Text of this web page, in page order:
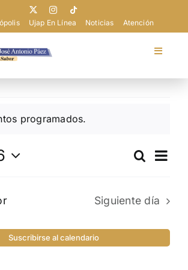
Ujap En Línea Noticias Atención
Toggle
programados.
Buscar
de
Día
Siguiente día
Suscribirse al calendario